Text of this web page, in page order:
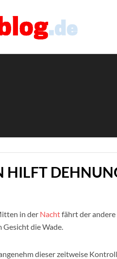
HILFT
in der Nachtfährt der andere
die Wade.
dieser zeitweise